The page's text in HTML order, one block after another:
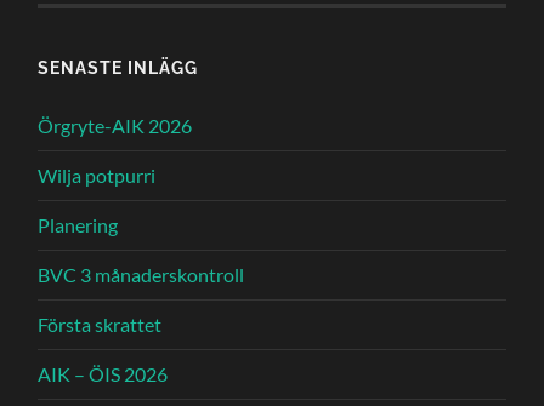
SENASTE INLÄGG
Örgryte-AIK 2026
Wilja potpurri
Planering
BVC 3 månaderskontroll
Första skrattet
AIK – ÖIS 2026